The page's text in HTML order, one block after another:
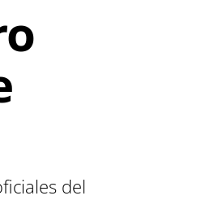
del